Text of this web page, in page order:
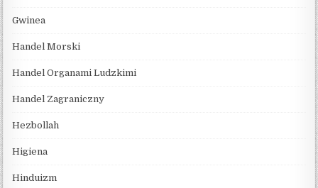
Gwinea
Handel Morski
Handel Organami Ludzkimi
Handel Zagraniczny
Hezbollah
Higiena
Hinduizm